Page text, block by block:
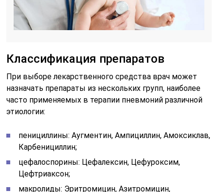
Классификация препаратов
При выборе лекарственного средства врач может
назначать препараты из нескольких групп, наиболее
часто применяемых в терапии пневмоний различной
этиологии:
пенициллины: Аугментин, Ампициллин, Амоксиклав,
Карбенициллин;
цефалоспорины: Цефалексин, Цефуроксим,
Цефтриаксон;
макролиды: Эритромицин, Азитромицин,